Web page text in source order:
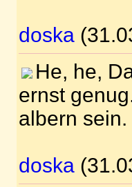
doska
He, he,
ernst
albern sein.
doska